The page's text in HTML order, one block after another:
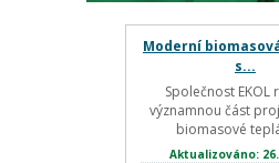
Moderní
s...
Společnost EKOL
významnou část
biomasové
Aktualizováno: